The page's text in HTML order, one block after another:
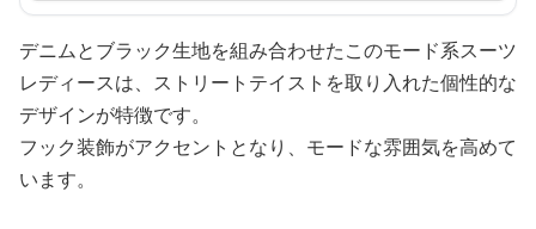
デニムとブラック生地を組み合わせたこのモード系スーツ
レディースは、ストリートテイストを取り入れた個性的な
デザインが特徴です。
フック装飾がアクセントとなり、モードな雰囲気を高めて
います。